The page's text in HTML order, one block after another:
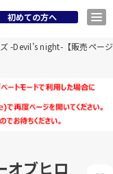
初めての方へ
-Devil’s night-【販売ペー
オブヒロ